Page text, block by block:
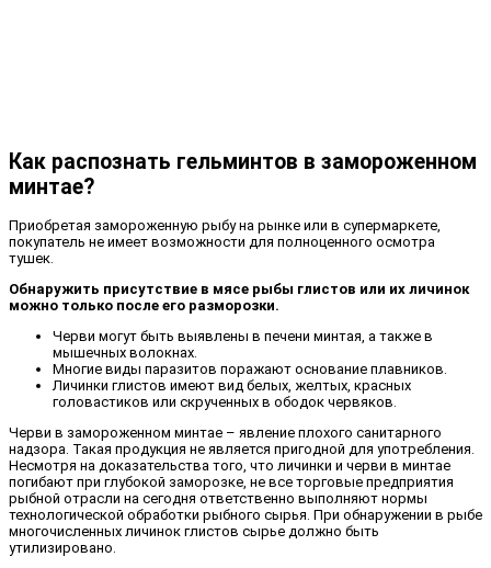
Как распознать гельминтов в замороженном
минтае?
Приобретая замороженную рыбу на рынке или в супермаркете,
покупатель не имеет возможности для полноценного осмотра
тушек.
Обнаружить присутствие в мясе рыбы глистов или их личинок
можно только после его разморозки.
Черви могут быть выявлены в печени минтая, а также в
мышечных волокнах.
Многие виды паразитов поражают основание плавников.
Личинки глистов имеют вид белых, желтых, красных
головастиков или скрученных в ободок червяков.
Черви в замороженном минтае – явление плохого санитарного
надзора. Такая продукция не является пригодной для употребления.
Несмотря на доказательства того, что личинки и черви в минтае
погибают при глубокой заморозке, не все торговые предприятия
рыбной отрасли на сегодня ответственно выполняют нормы
технологической обработки рыбного сырья. При обнаружении в рыбе
многочисленных личинок глистов сырье должно быть
утилизировано.